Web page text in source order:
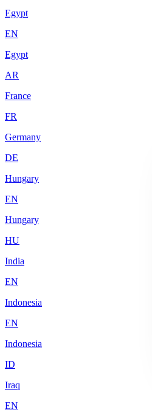
Egypt
EN
Egypt
AR
France
FR
Germany
DE
Hungary
EN
Hungary
HU
India
EN
Indonesia
EN
Indonesia
ID
Iraq
EN